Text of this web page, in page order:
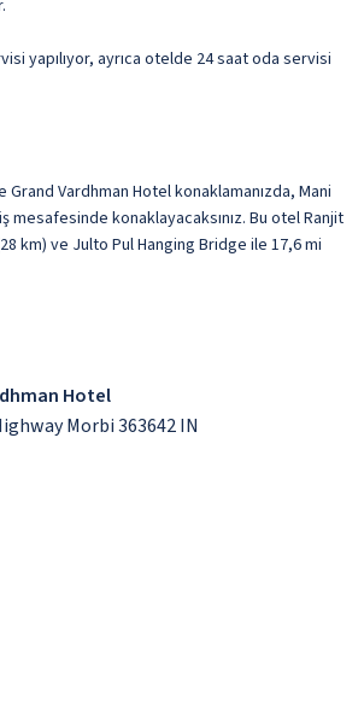
yapılıyor, ayrıca otelde 24 saat oda servisi
Vardhman Hotel konaklamanızda, Mani
mesafesinde konaklayacaksınız. Bu otel Ranjit
km) ve Julto Pul Hanging Bridge ile 17,6 mi
Hotel
Morbi 363642 IN